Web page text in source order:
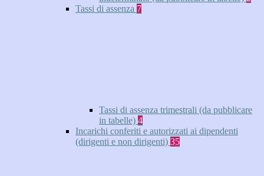
Tassi di assenza 7
Tassi di assenza trimestrali (da pubblicare
in tabelle) 4
Incarichi conferiti e autorizzati ai dipendenti
(dirigenti e non dirigenti) 35